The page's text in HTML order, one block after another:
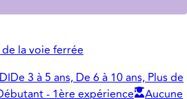
la voie ferrée
De 3 à 5 ans, De 6 à 10 ans, Plus de
- 1ère expérience
Aucune